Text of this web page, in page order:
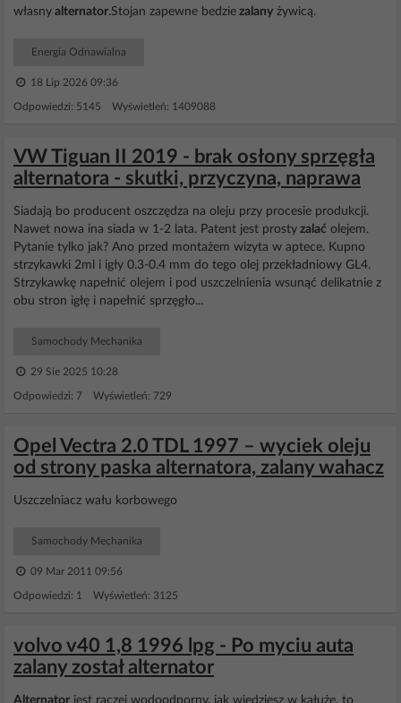
własny alternator.Stojan zapewne bedzie zalany żywicą.
Energia Odnawialna
18 Lip 2026 09:36
Odpowiedzi: 5145 Wyświetleń: 1409088
VW Tiguan II 2019 - brak osłony sprzęgła
alternatora - skutki, przyczyna, naprawa
Siadają bo producent oszczędza na oleju przy procesie produkcji.
Nawet nowa ina siada w 1-2 lata. Patent jest prosty zalać olejem.
Pytanie tylko jak? Ano przed montażem wizyta w aptece. Kupno
strzykawki 2ml i igły 0.3-0.4 mm do tego olej przekładniowy GL4.
Strzykawkę napełnić olejem i pod uszczelnienia wsunąć delikatnie z
obu stron igłę i napełnić sprzęgło...
Samochody Mechanika
29 Sie 2025 10:28
Odpowiedzi: 7 Wyświetleń: 729
Opel Vectra 2.0 TDL 1997 – wyciek oleju
od strony paska alternatora, zalany wahacz
Uszczelniacz wału korbowego
Samochody Mechanika
09 Mar 2011 09:56
Odpowiedzi: 1 Wyświetleń: 3125
volvo v40 1,8 1996 lpg - Po myciu auta
zalany został alternator
Alternator jest raczej wodoodporny, jak wjedziesz w kałużę, to